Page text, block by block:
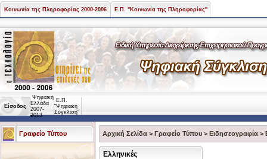
Κοινωνία της Πληροφορίας 2000-2006 Ε.Π. "Κοινωνία της Πληροφορίας"
Είσοδος
Ψηφιακή
Ελλάδα
2007-
2013
Ε.Π.
"Ψηφιακή
Σύγκλιση"
Γραφείο Τύπου Αρχική Σελίδα > Γραφείο Τύπου > Ειδησεογραφία >
Ελληνικές